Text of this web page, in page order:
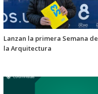
Lanzan la primera Semana de
la Arquitectura